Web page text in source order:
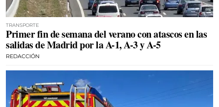
TRANSPORTE
Primer fin de semana del verano con atascos en las
salidas de Madrid por la A-1, A-3 y A-5
REDACCIÓN